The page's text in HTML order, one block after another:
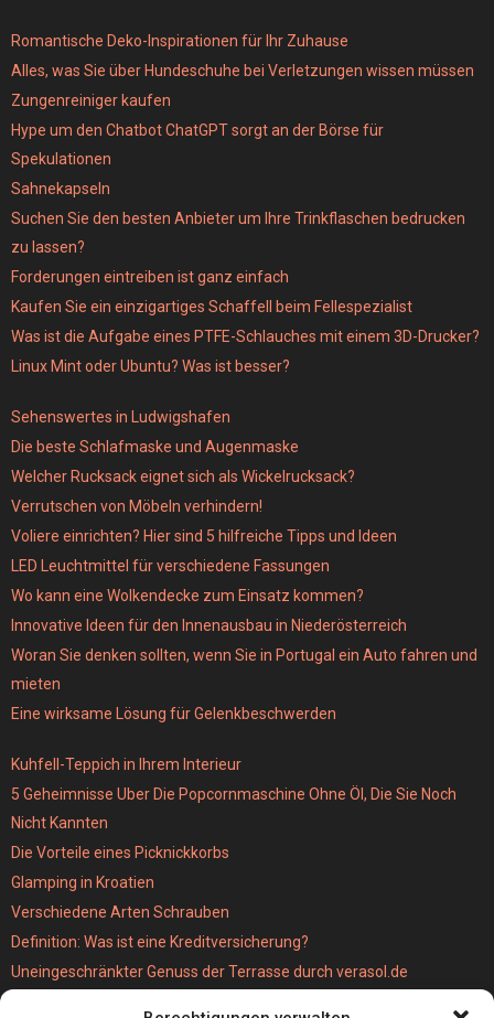
Romantische Deko-Inspirationen für Ihr Zuhause
Alles, was Sie über Hundeschuhe bei Verletzungen wissen müssen
Zungenreiniger kaufen
Hype um den Chatbot ChatGPT sorgt an der Börse für
Spekulationen
Sahnekapseln
Suchen Sie den besten Anbieter um Ihre Trinkflaschen bedrucken
zu lassen?
Forderungen eintreiben ist ganz einfach
Kaufen Sie ein einzigartiges Schaffell beim Fellespezialist
Was ist die Aufgabe eines PTFE-Schlauches mit einem 3D-Drucker?
Linux Mint oder Ubuntu? Was ist besser?
Sehenswertes in Ludwigshafen
Die beste Schlafmaske und Augenmaske
Welcher Rucksack eignet sich als Wickelrucksack?
Verrutschen von Möbeln verhindern!
Voliere einrichten? Hier sind 5 hilfreiche Tipps und Ideen
LED Leuchtmittel für verschiedene Fassungen
Wo kann eine Wolkendecke zum Einsatz kommen?
Innovative Ideen für den Innenausbau in Niederösterreich
Woran Sie denken sollten, wenn Sie in Portugal ein Auto fahren und
mieten
Eine wirksame Lösung für Gelenkbeschwerden
Kuhfell-Teppich in Ihrem Interieur
5 Geheimnisse Uber Die Popcornmaschine Ohne Öl, Die Sie Noch
Nicht Kannten
Die Vorteile eines Picknickkorbs
Glamping in Kroatien
Verschiedene Arten Schrauben
Definition: Was ist eine Kreditversicherung?
Uneingeschränkter Genuss der Terrasse durch verasol.de